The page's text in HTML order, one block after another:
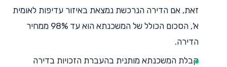
זאת, אם הדירה הנרכשת נמצאת באיזור עדיפות לאומית
א', הסכום הכולל של המשכנתא הוא עד 98% ממחיר
הדירה.
קבלת המשכנתא מותנית בהעברת הזכויות בדירה